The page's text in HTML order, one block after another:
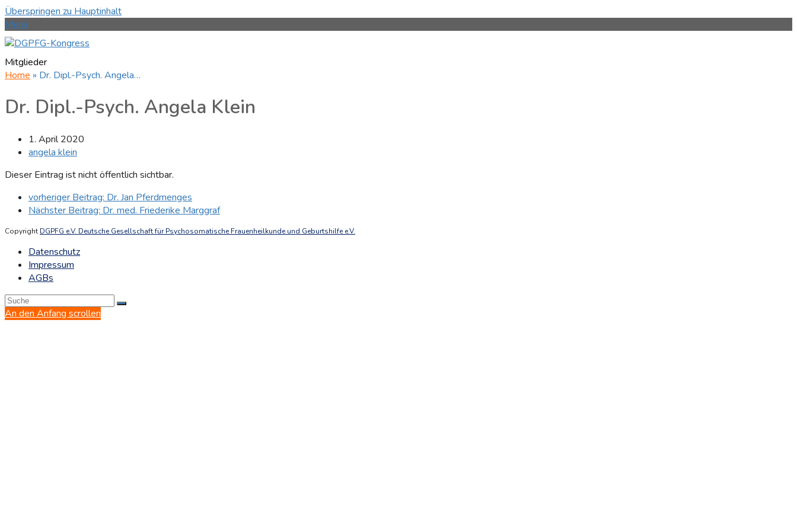
Überspringen zu Hauptinhalt
Menü
Mitglieder
Home » Dr. Dipl.-Psych. Angela…
Dr. Dipl.-Psych. Angela Klein
1. April 2020
angela klein
Dieser Eintrag ist nicht öffentlich sichtbar.
vorheriger Beitrag: Dr. Jan Pferdmenges
Nächster Beitrag: Dr. med. Friederike Marggraf
Copyright DGPFG e.V. Deutsche Gesellschaft für Psychosomatische Frauenheilkunde und Geburtshilfe e.V.
Datenschutz
Impressum
AGBs
An den Anfang scrollen